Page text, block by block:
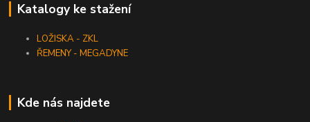
Katalogy ke stažení
LOŽISKA - ZKL
ŘEMENY - MEGADYNE
Kde nás najdete